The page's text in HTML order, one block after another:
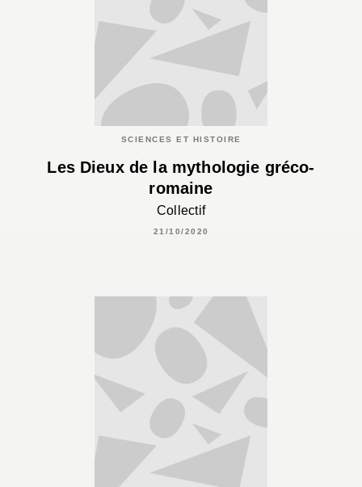
SCIENCES ET HISTOIRE
Les Dieux de la mythologie gréco-
romaine
Collectif
21/10/2020